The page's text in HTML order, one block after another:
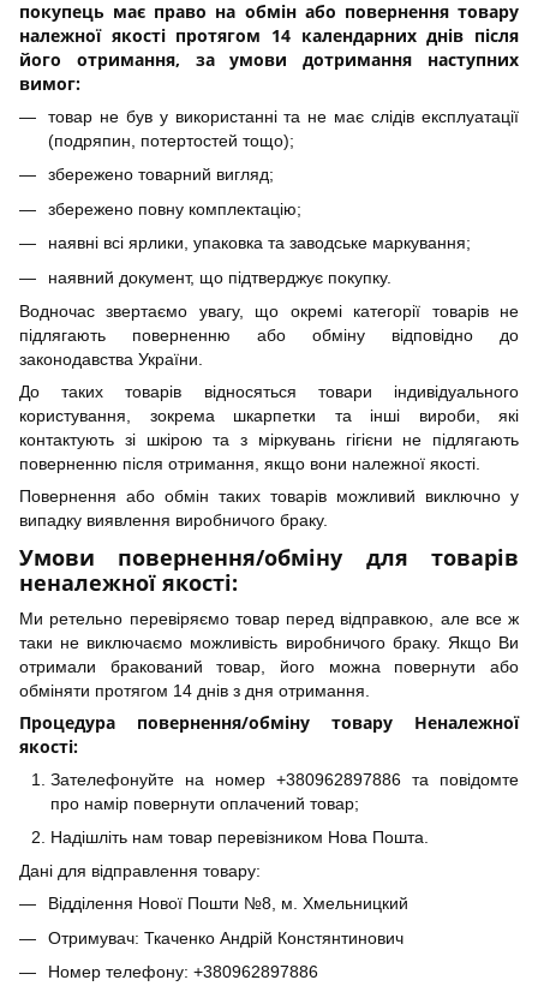
покупець має право на обмін або повернення товару
належної якості протягом 14 календарних днів після
його отримання, за умови дотримання наступних
вимог:
товар не був у використанні та не має слідів експлуатації
(подряпин, потертостей тощо);
збережено товарний вигляд;
збережено повну комплектацію;
наявні всі ярлики, упаковка та заводське маркування;
наявний документ, що підтверджує покупку.
Водночас звертаємо увагу, що окремі категорії товарів не
підлягають поверненню або обміну відповідно до
законодавства України.
До таких товарів відносяться товари індивідуального
користування, зокрема шкарпетки та інші вироби, які
контактують зі шкірою та з міркувань гігієни не підлягають
поверненню після отримання, якщо вони належної якості.
Повернення або обмін таких товарів можливий виключно у
випадку виявлення виробничого браку.
Умови повернення/обміну для товарів
неналежної якості:
Ми ретельно перевіряємо товар перед відправкою, але все ж
таки не виключаємо можливість виробничого браку. Якщо Ви
отримали бракований товар, його можна повернути або
обміняти протягом 14 днів з дня отримання.
Процедура повернення/обміну товару Неналежної
якості:
Зателефонуйте на номер +380962897886 та повідомте
про намір повернути оплачений товар;
Надішліть нам товар перевізником Нова Пошта.
Дані для відправлення товару:
Відділення Нової Пошти №8, м. Хмельницкий
Отримувач: Ткаченко Андрій Констянтинович
Номер телефону: +380962897886